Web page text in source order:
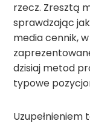
rzecz. Zresztą
sprawdzając
media cennik,
dzisiaj metod
typowe